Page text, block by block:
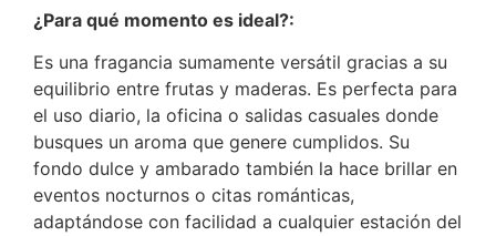
¿Para qué momento es ideal?:
Es una fragancia sumamente versátil gracias a su
equilibrio entre frutas y maderas. Es perfecta para
el uso diario, la oficina o salidas casuales donde
busques un aroma que genere cumplidos. Su
fondo dulce y ambarado también la hace brillar en
eventos nocturnos o citas románticas,
adaptándose con facilidad a cualquier estación del